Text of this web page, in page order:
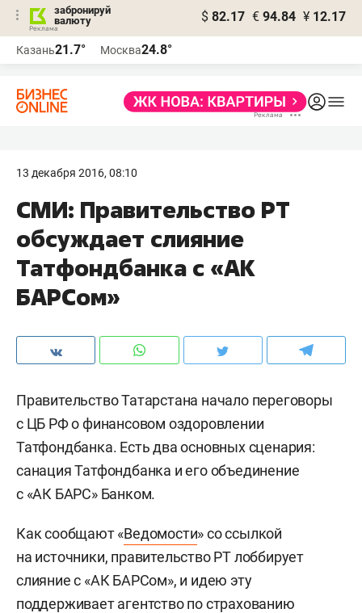
забронируй
валюту
$ 82.17 € 94.84 ¥ 12.17
Казань21.7° Москва24.8°
13 декабря 2016, 08:10
СМИ: Правительство РТ
обсуждает слияние
Татфондбанка с «АК
БАРСом»
Правительство Татарстана начало переговоры
с ЦБ РФ о финансовом оздоровлении
Татфондбанка. Есть два основных сценария:
санация Татфондбанка и его объединение
с «АК БАРС» Банком.
Как сообщают «Ведомости» со ссылкой
на источники, правительство РТ лоббирует
слияние с «АК БАРСом», и идею эту
поддерживает агентство по страхованию